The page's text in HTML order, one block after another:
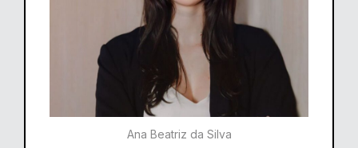
Ana Beatriz da Silva